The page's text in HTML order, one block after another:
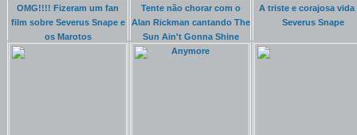
OMG!!!! Fizeram um fan
film sobre Severus Snape e
os Marotos
Tente não chorar com o
Alan Rickman cantando The
Sun Ain't Gonna Shine
Anymore
A triste e corajosa vida
Severus Snape